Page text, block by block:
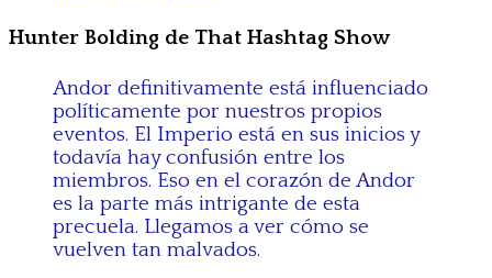
Hunter Bolding de That Hashtag Show
Andor definitivamente está influenciado
políticamente por nuestros propios
eventos. El Imperio está en sus inicios y
todavía hay confusión entre los
miembros. Eso en el corazón de Andor
es la parte más intrigante de esta
precuela. Llegamos a ver cómo se
vuelven tan malvados.